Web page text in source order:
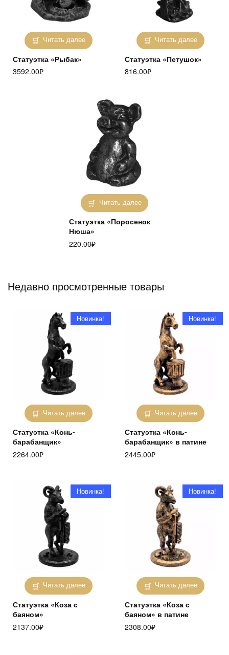
Читать далее
Статуэтка «Рыбак»
3592.00₽
Читать далее
Статуэтка «Петушок»
816.00₽
Читать далее
Статуэтка «Поросенок
Нюша»
220.00₽
Недавно просмотренные товары
Читать далее
Новинка!
Статуэтка «Конь-
барабанщик»
2264.00₽
Читать далее
Новинка!
Статуэтка «Конь-
барабанщик» в патине
2445.00₽
Читать далее
Новинка!
Статуэтка «Коза с
баяном»
2137.00₽
Читать далее
Новинка!
Статуэтка «Коза с
баяном» в патине
2308.00₽